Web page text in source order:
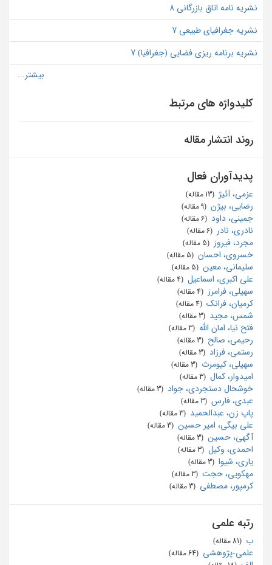
نشریه نامه اتاق بازرگانی 8
نشریه جغرافیای طبیعی 7
نشریه برنامه ریزی فضایی (جغرافیا) 7
کلیدواژه های مرتبط
روند انتشار مقاله
پدیدآوران فعال
عزمی، آئیژ
رضایی، بیژن
جمینی، داود
نادری، نادر
مجرد، فیروز
خسروی، احسان
سلیمانی، معین
علی اکبری، اسماعیل
سهیلی، فرامرز
کرمیان، فرانک
شمس، مجید
فتح نیا، امان الله
رحیمی، صالح
رستمی، فرزاد
سهیلی، کیومرث
امیدوار، کمال
خوشحال دستجردی، جواد
عبدی، فارس
پاپ زن، عبدالحمید
علی بیگی، امیر حسین
آگهی، حسین
احمدی، وکیل
یاری، شیوا
مهکویی، حجت
کرمپور، مصطفی
رتبه علمی
ب
علمی-پژوهشی